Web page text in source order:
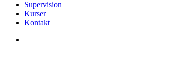
Supervision
Kurser
Kontakt